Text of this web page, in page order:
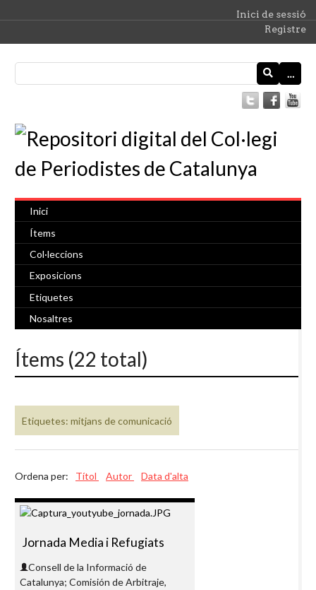
Inici de sessió
Registre
…
Inici
Ítems
Col·leccions
Exposicions
Etiquetes
Nosaltres
Ítems (22 total)
Etiquetes: mitjans de comunicació
Ordena per: Títol Autor Data d'alta
Jornada Media i Refugiats
Consell de la Informació de
Catalunya; Comisión de Arbitraje,